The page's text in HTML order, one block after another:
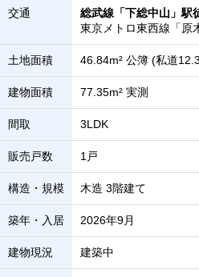
交通
総武線「下総中山」駅
東京メトロ東西線「原
土地面積 46.84m² 公簿 (私道
建物面積 77.35m² 実測
間取 3LDK
販売戸数 1戸
構造・規模 木造 3階建て
築年・入居 2026年9月
建物現況 建築中